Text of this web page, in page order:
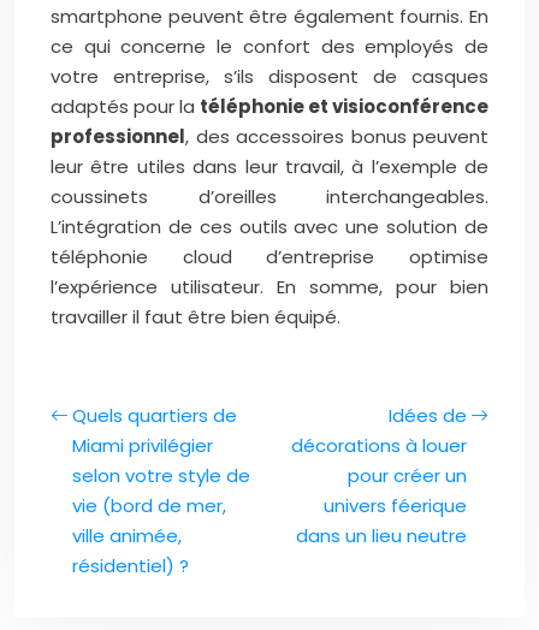
smartphone peuvent être également fournis. En
ce qui concerne le confort des employés de
votre entreprise, s’ils disposent de casques
adaptés pour la téléphonie et visioconférence
professionnel, des accessoires bonus peuvent
leur être utiles dans leur travail, à l’exemple de
coussinets d’oreilles interchangeables.
L’intégration de ces outils avec une solution de
téléphonie cloud d’entreprise optimise
l’expérience utilisateur. En somme, pour bien
travailler il faut être bien équipé.
Quels quartiers de
Miami privilégier
selon votre style de
vie (bord de mer,
ville animée,
résidentiel) ?
Idées de
décorations à louer
pour créer un
univers féerique
dans un lieu neutre